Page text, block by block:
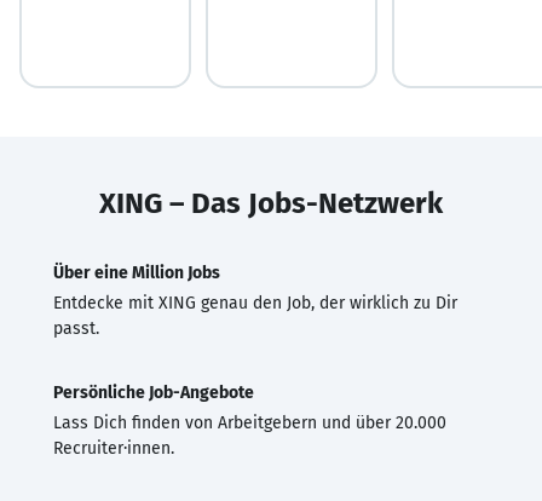
XING – Das Jobs-Netzwerk
Über eine Million Jobs
Entdecke mit XING genau den Job, der wirklich zu Dir
passt.
Persönliche Job-Angebote
Lass Dich finden von Arbeitgebern und über 20.000
Recruiter·innen.